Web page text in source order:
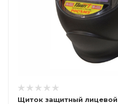
Щиток защитный